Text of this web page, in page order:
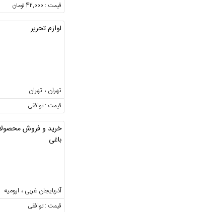
قیمت : 42,000 تومان
لوازم تحریر
تهران ، تهران
قیمت : توافقی
خرید و فروش
باغی
آذربایجان غربی ، ارومیه
قیمت : توافقی